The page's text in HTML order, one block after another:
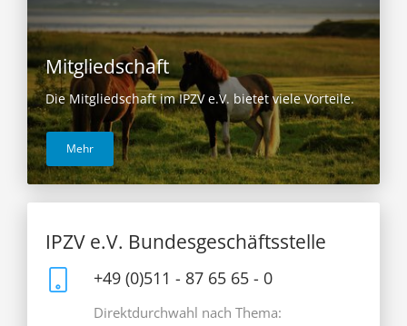
Mitgliedschaft
Die Mitgliedschaft im IPZV e.V. bietet viele Vorteile.
Mehr
IPZV e.V. Bundesgeschäftsstelle
+49 (0)511 - 87 65 65 - 0
Direktdurchwahl nach Thema: